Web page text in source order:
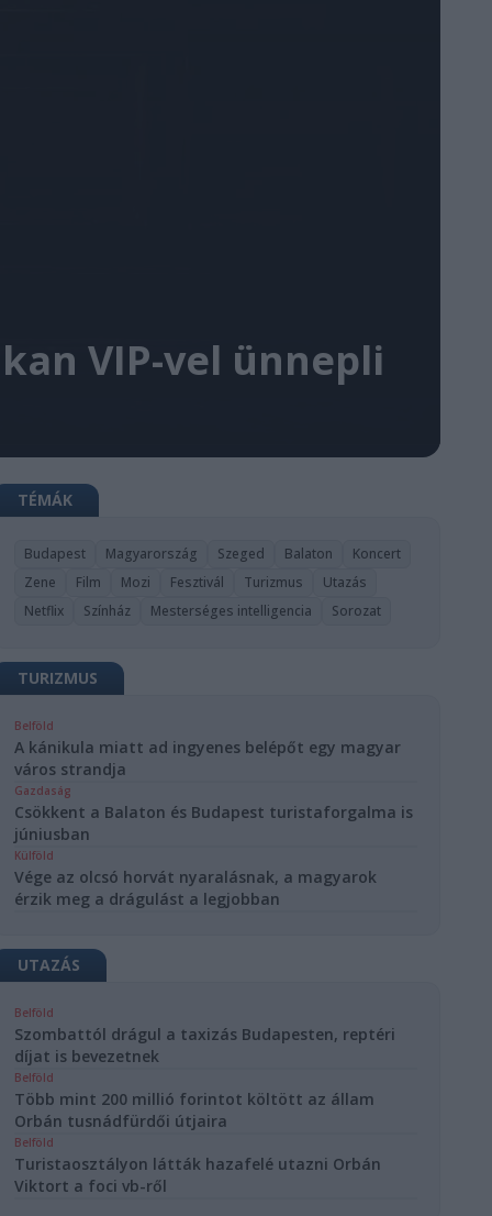
VIP-vel ünnepli
TÉMÁK
Budapest Magyarország Szeged Balaton
Koncert
Zene
Film Mozi Fesztivál Turizmus
Utazás
Netflix
Színház Mesterséges intelligencia Sorozat
TURIZMUS
Belföld
A kánikula miatt ad ingyenes belépőt egy magyar
város strandja
Gazdaság
Csökkent a Balaton és Budapest turistaforgalma is
júniusban
Külföld
Vége az olcsó horvát nyaralásnak, a magyarok
érzik meg a drágulást a legjobban
UTAZÁS
Belföld
Szombattól drágul a taxizás Budapesten, reptéri
díjat is bevezetnek
Belföld
Több mint 200 millió forintot költött az állam
Orbán tusnádfürdői útjaira
Belföld
Turistaosztályon látták hazafelé utazni Orbán
Viktort a foci vb-ről